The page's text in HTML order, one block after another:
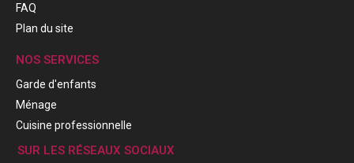
FAQ
Plan du site
NOS SERVICES
Garde d'enfants
Ménage
Cuisine professionnelle
SUR LES RÉSEAUX SOCIAUX